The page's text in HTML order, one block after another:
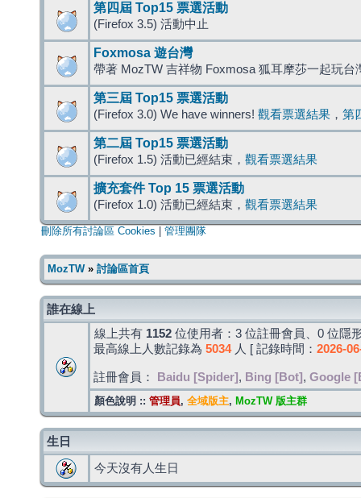
第四屆 Top15 票選活動
(Firefox 3.5) 活動中止
Foxmosa 遊台灣
帶著 MozTW 吉祥物 Foxmosa 狐耳摩莎一起玩台
第三屆 Top15 票選活動
(Firefox 3.0) We have winners! 觀看票選結果 ， 第
第二屆 Top15 票選活動
(Firefox 1.5) 活動已經結束， 觀看票選結果
擴充套件 Top 15 票選活動
(Firefox 1.0) 活動已經結束， 觀看票選結果
刪除所有討論區 Cookies 管理團隊
MozTW» 討論區首頁
誰在線上
線上共有 1152 位使用者：3 位註冊會員、0 位隱
最高線上人數記錄為 5034人 [ 記錄時間： 2026-
註冊會員： Baidu [Spider] , Bing [Bot] , Google
顏色說明 :: 管理員, 全域版主, MozTW 版主群
生日
今天沒有人生日